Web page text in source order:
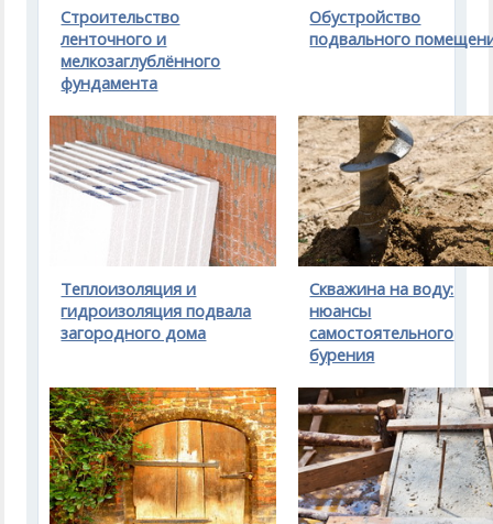
Строительство
ленточного и
мелкозаглублённого
фундамента
Обустройство
подвального
Теплоизоляция и
гидроизоляция подвала
загородного дома
Скважина на воду:
нюансы
самостоятельного
бурения